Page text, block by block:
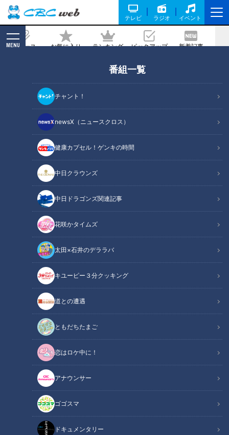
テレビ ラジオ イベント
ニュース お気に入り ランキング ピックアップ 新着記事
MENU
番組一覧
チャント！
newsX（ニュースクロス）
健康カプセル！ゲンキの時間
中日クラウンズ
中日ドラゴンズ関連記事
花咲かタイムズ
太田×石井のデララバ
キユーピー３分クッキング
道との遭遇
ともだちたまご
恋はロケ中に！
アナウンサー
ゴゴスマ
ドキュメンタリー
しのアイテムとは？【花咲かタイムズ】
2022/08/17 16:55
花咲かタイムズ
うなずキング
常滑・岐阜羽島に続いて、名古屋市守山区にもでき、東海地方
でもメジャーなお買い物スポット「コストコ」実は、夏の新商
品が続々登場しています。
■コストコ夏の新商品マストバイを徹底調査!
コストコ中部空港 倉庫店
[問い合わせ]
愛知県常滑市りんくう町1-25-14
電話番号:0570-200-800(コストコカスタマーサービス)